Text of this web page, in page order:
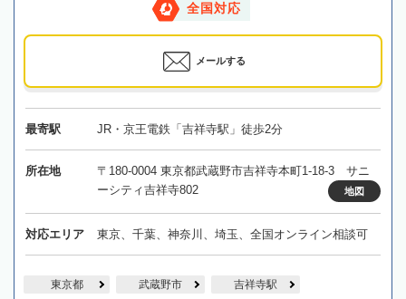
全国対応
メールする
最寄駅 JR・京王電鉄「吉祥寺駅」徒歩2分
所在地
〒180-0004 東京都武蔵野市吉祥寺本町1-18-3 サニ
ーシティ吉祥寺802
地図
対応エリア 東京、千葉、神奈川、埼玉、全国オンライン相談可
東京都 武蔵野市 吉祥寺駅